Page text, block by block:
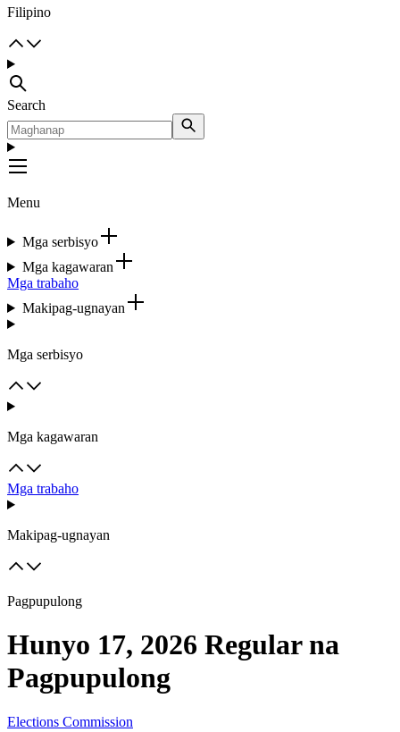
Filipino
Search
Menu
Mga serbisyo
Mga kagawaran
Mga trabaho
Makipag-ugnayan
Mga serbisyo
Mga kagawaran
Mga trabaho
Makipag-ugnayan
Pagpupulong
Hunyo 17, 2026 Regular na
Pagpupulong
Elections Commission